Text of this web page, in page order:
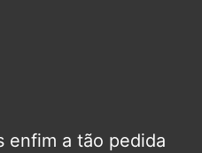
enfim a tão pedida